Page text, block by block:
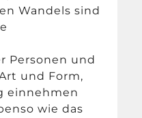
Wandels sind
Personen und
und Form,
einnehmen
wie das